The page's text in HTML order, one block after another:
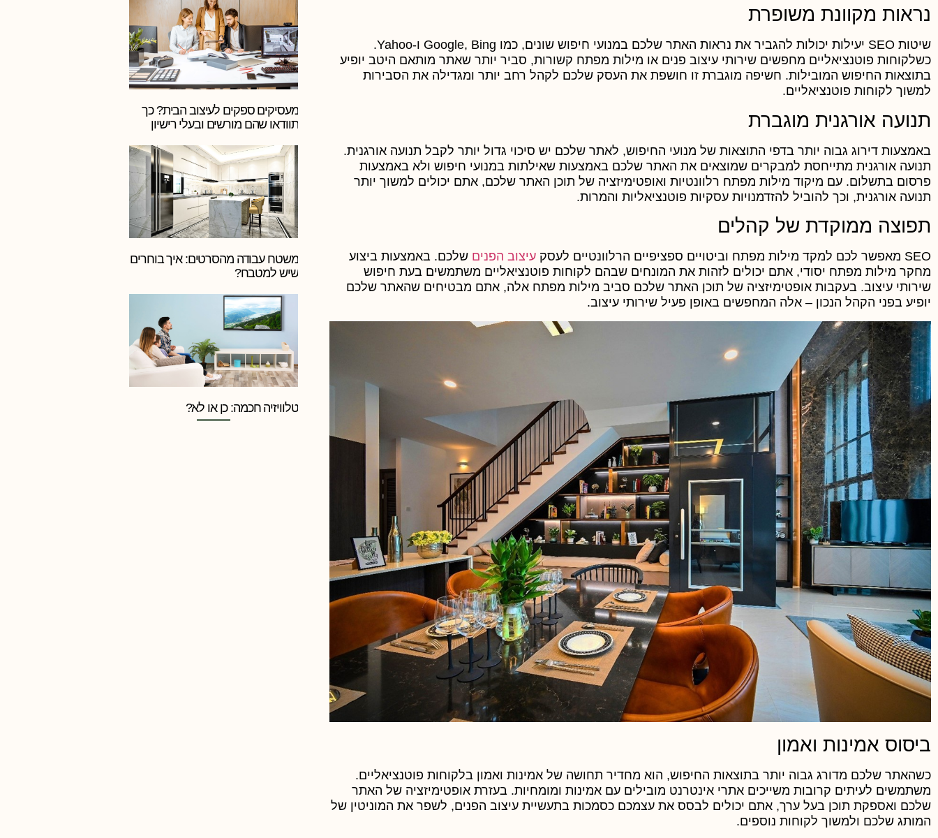
נראות מקוונת משופרת
שיטות SEO יעילות יכולות להגביר את נראות האתר שלכם במנועי חיפוש שונים, כמו Google, Bing ו-Yahoo.
כשלקוחות פוטנציאליים מחפשים שירותי עיצוב פנים או מילות מפתח קשורות, סביר יותר שאתר מותאם היטב יופיע
בתוצאות החיפוש המובילות. חשיפה מוגברת זו חושפת את העסק שלכם לקהל רחב יותר ומגדילה את הסבירות
למשוך לקוחות פוטנציאליים.
תנועה אורגנית מוגברת
באמצעות דירוג גבוה יותר בדפי התוצאות של מנועי החיפוש, לאתר שלכם יש סיכוי גדול יותר לקבל תנועה אורגנית.
תנועה אורגנית מתייחסת למבקרים שמוצאים את האתר שלכם באמצעות שאילתות במנועי חיפוש ולא באמצעות
פרסום בתשלום. עם מיקוד מילות מפתח רלוונטיות ואופטימיזציה של תוכן האתר שלכם, אתם יכולים למשוך יותר
תנועה אורגנית, וכך להוביל להזדמנויות עסקיות פוטנציאליות והמרות.
תפוצה ממוקדת של קהלים
SEO מאפשר לכם למקד מילות מפתח וביטויים ספציפיים הרלוונטיים לעסק עיצוב הפנים שלכם. באמצעות ביצוע
מחקר מילות מפתח יסודי, אתם יכולים לזהות את המונחים שבהם לקוחות פוטנציאליים משתמשים בעת חיפוש
שירותי עיצוב. בעקבות אופטימיזציה של תוכן האתר שלכם סביב מילות מפתח אלה, אתם מבטיחים שהאתר שלכם
יופיע בפני הקהל הנכון – אלה המחפשים באופן פעיל שירותי עיצוב.
ביסוס אמינות ואמון
כשהאתר שלכם מדורג גבוה יותר בתוצאות החיפוש, הוא מחדיר תחושה של אמינות ואמון בלקוחות פוטנציאליים.
משתמשים לעיתים קרובות משייכים אתרי אינטרנט מובילים עם אמינות ומומחיות. בעזרת אופטימיזציה של האתר
שלכם ואספקת תוכן בעל ערך, אתם יכולים לבסס את עצמכם כסמכות בתעשיית עיצוב הפנים, לשפר את המוניטין של
המותג שלכם ולמשוך לקוחות נוספים.
מעסיקים ספקים לעיצוב הבית? כך
תוודאו שהם מורשים ובעלי רישיון
משטח עבודה מהסרטים: איך בוחרים
שיש למטבח?
טלוויזיה חכמה: כן או לא?